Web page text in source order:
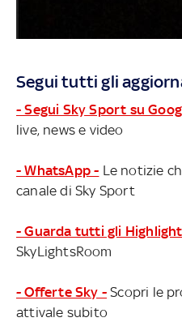
Segui tutti gli
- Segui Sky Sport su
live, news e video
- WhatsApp - Le notizie
canale di Sky Sport
- Guarda tutti gli
SkyLightsRoom
- Offerte Sky - Scopri le
attivale subito